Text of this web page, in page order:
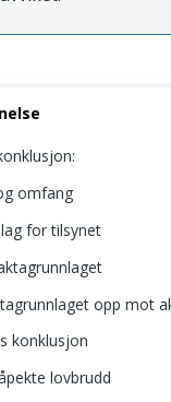
omfang
for tilsynet
opp mot
konklusjon
lovbrudd